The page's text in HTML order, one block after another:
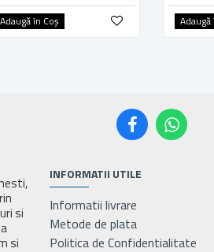
Adaugă în Coş Adaugă
Adaugă
si
si
INFORMATII UTILE
Informatii livrare
Metode de plata
Politica de Confidentialitate